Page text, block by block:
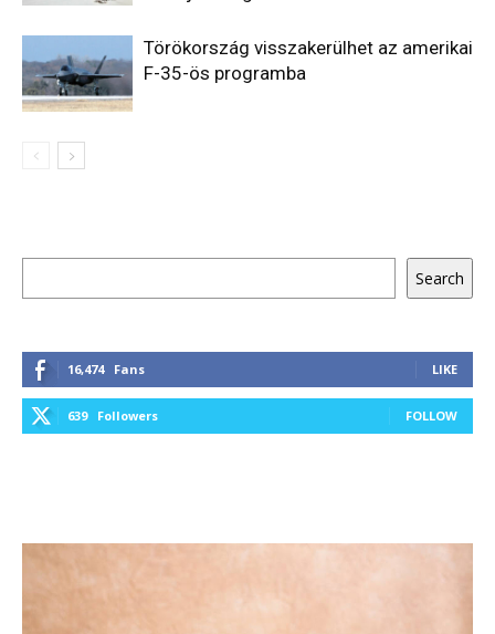
Törökország visszakerülhet az amerikai
F-35-ös programba
Search
16,474 Fans LIKE
639 Followers FOLLOW